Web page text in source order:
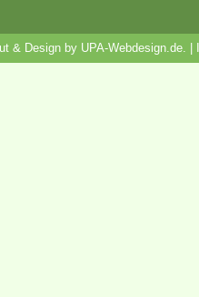
& Design by UPA-Webdesign.de.